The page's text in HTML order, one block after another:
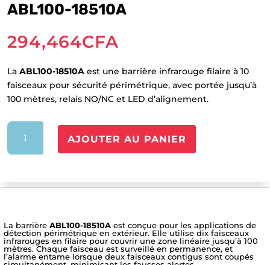
ABL100-18510A
294,464CFA
La ABL100-18510A est une barrière infrarouge filaire à 10
faisceaux pour sécurité périmétrique, avec portée jusqu’à
100 mètres, relais NO/NC et LED d’alignement.
quantité
ABL100-
AJOUTER AU PANIER
La barrière ABL100-18510A est conçue pour les applications de
détection périmétrique en extérieur. Elle utilise dix faisceaux
infrarouges en filaire pour couvrir une zone linéaire jusqu’à 100
mètres. Chaque faisceau est surveillé en permanence, et
l’alarme entame lorsque deux faisceaux contigus sont coupés